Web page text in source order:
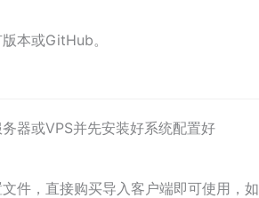
本或GitHub。
器或VPS并先安装好系统配置好
件，直接购买导入客户端即可使用，如